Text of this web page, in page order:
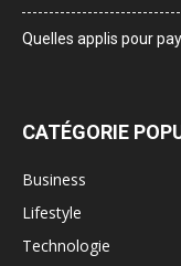
Quelles applis pour
CATÉGORIE
Business
Lifestyle
Technologie